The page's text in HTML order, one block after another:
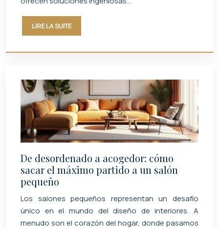
LIRE LA SUITE
De desordenado a acogedor: cómo
sacar el máximo partido a un salón
pequeño
Los salones pequeños representan un desafío
único en el mundo del diseño de interiores. A
menudo son el corazón del hogar, donde pasamos